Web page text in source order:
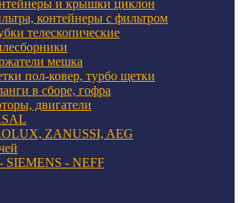
и крышки циклон
контейнеры с фильтром
телескопические
мешка
пол-ковер, турбо щетки
в сборе, гофра
двигатели
ZANUSSI, AEG
SIEMENS - NEFF